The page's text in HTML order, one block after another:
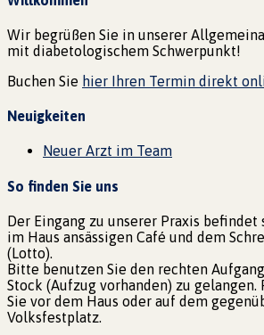
Wir begrüßen Sie in unserer
mit diabetologischem Schwerpunkt!
Buchen Sie hier Ihren Termin direkt
Neuigkeiten
Neuer Arzt im Team
So finden Sie uns
Der Eingang zu unserer Praxis befindet
im Haus ansässigen Café und dem
(Lotto).
Bitte benutzen Sie den rechten
Stock (Aufzug vorhanden) zu
Sie vor dem Haus oder auf dem
Volksfestplatz.